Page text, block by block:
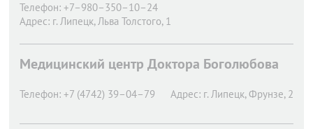
Телефон: +7–980–350–10–24
Адрес: г. Липецк, Льва Толстого, 1
Медицинский центр Доктора Боголюбова
Телефон: +7 (4742) 39–04–79 Адрес: г. Липецк, Фрунзе, 2